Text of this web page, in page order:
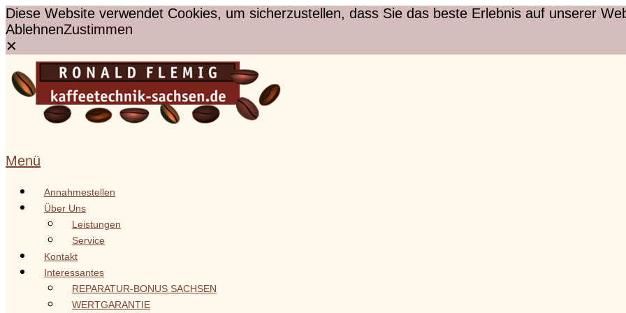
Diese Website verwendet Cookies, um sicherzustellen, dass Sie das beste Erlebnis auf unserer
AblehnenZustimmen
✕
Inhalt
springen
Menü
Annahmestellen
Über Uns
Leistungen
Service
Kontakt
Interessantes
REPARATUR-BONUS SACHSEN
WERTGARANTIE